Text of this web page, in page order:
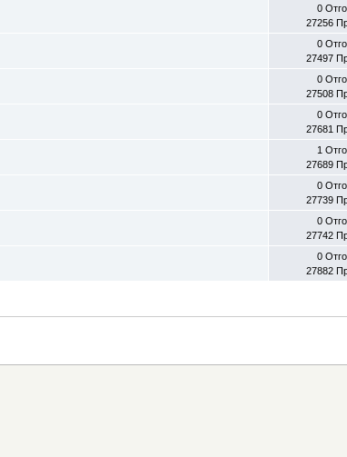
0
27256
0
27497
0
27508
0
27681
1
27689
0
27739
0
27742
0
27882